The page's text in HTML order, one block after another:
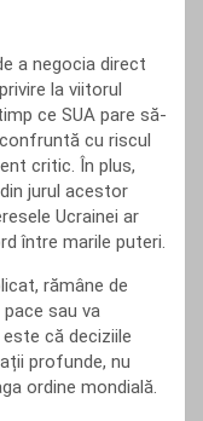
a negocia direct
la viitorul
ce SUA pare să-
cu riscul
critic. În plus,
jurul acestor
Ucrainei ar
între marile puteri.
rămâne de
sau va
că deciziile
profunde, nu
ordine mondială.